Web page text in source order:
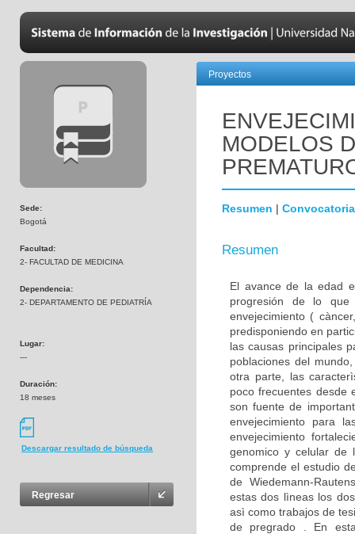
Sede:
Bogotá
Facultad:
2- FACULTAD DE MEDICINA
Dependencia:
2- DEPARTAMENTO DE PEDIATRÍA
Lugar:
---
Duración:
18 meses
Descargar resultado de búsqueda
Regresar
Proyectos
MODELOS
Resumen | Convocatoria
Resumen
El avance de la edad
progresión de lo que
envejecimiento (
predisponiendo en
las causas principales
poblaciones del
otra parte, las
poco frecuentes desde
son fuente de
envejecimiento para
envejecimiento
genomico y celular de
comprende el estudio
de Wiedemann-
estas dos lìneas los
asì como trabajos de
de pregrado . En